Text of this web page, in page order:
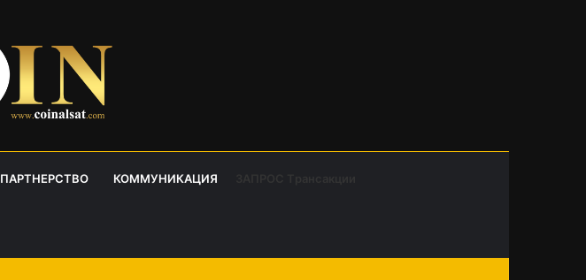
ПАРТНЕРСТВО КОММУНИКАЦИЯ